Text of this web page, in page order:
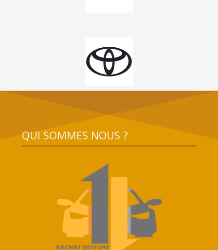
QUI SOMMES NOUS ?